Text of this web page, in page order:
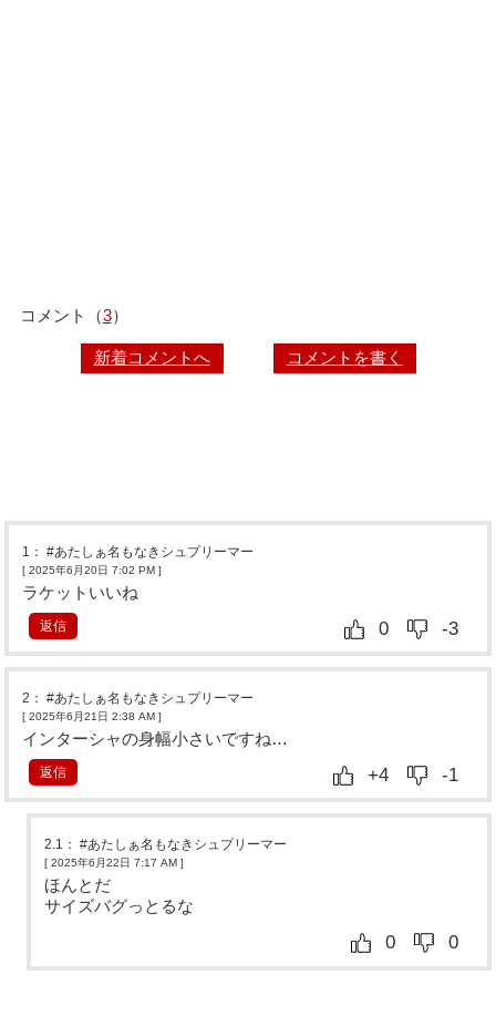
コメント（3）
新着コメントへ コメントを書く
1 ：#あたしぁ名もなきシュプリーマー
[ 2025年6月20日 7:02 PM ]
ラケットいいね
0 -3
返信
2 ：#あたしぁ名もなきシュプリーマー
[ 2025年6月21日 2:38 AM ]
インターシャの身幅小さいですね…
+4 -1
返信
2.1 ：#あたしぁ名もなきシュプリーマー
[ 2025年6月22日 7:17 AM ]
ほんとだ
サイズバグっとるな
0 0